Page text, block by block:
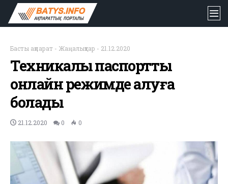
Басты ақпарат - Жаңалықтар - 21.12.2020
Техникалық паспортты
онлайн режимде алуға
болады
21.12.2020 0 0